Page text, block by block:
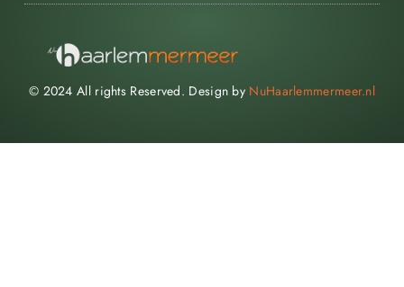
© 2024 All rights Reserved. Design by NuHaarlemmermeer.nl